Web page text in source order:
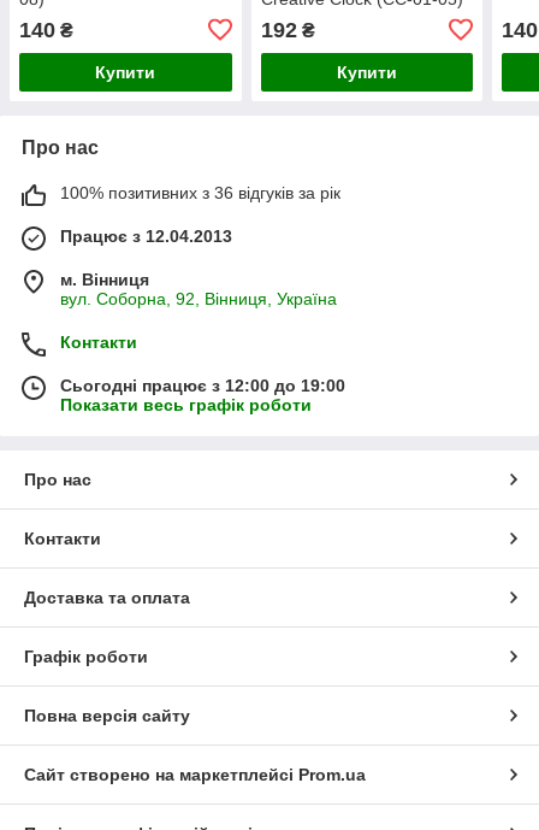
140 ₴
Купити
192₴
Купити
140
Про нас
100% позитивних з 36 відгуків за рік
Працює з 12.04.2013
м. Вінниця
вул. Соборна, 92, Вінниця, Україна
Контакти
Сьогодні працює з 12:00 до 19:00
Показати весь графік роботи
Про нас
Контакти
Доставка та оплата
Графік роботи
Повна версія сайту
Сайт створено на маркетплейсі Prom.ua